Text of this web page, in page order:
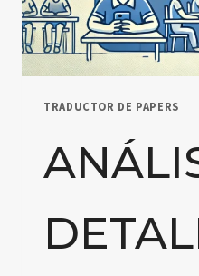
EDUCACIÓN
PRIMARIA
Y
SECUNDARIA
TRADUCTOR DE PAPERS